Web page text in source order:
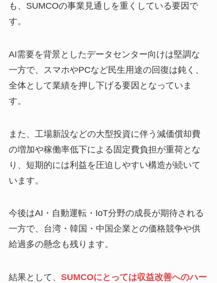
も、SUMCOの事業見通しを重くしている要因で
す。
AI需要を背景としたデータセンター向けは堅調な
一方で、スマホやPCなど民生用途の回復は鈍く、
全体として業績を押し下げる要因となっていま
す。
また、工場新設などの大型投資に伴う減価償却費
の増加や稼働率低下による固定費負担が重荷とな
り、短期的には利益を圧迫しやすい構造が続いて
います。
今後はAI・自動運転・IoT分野の成長が期待される
一方で、台湾・韓国・中国企業との価格競争や供
給過多の懸念も残ります。
結果として、 SUMCOにとっては収益改善へのハー